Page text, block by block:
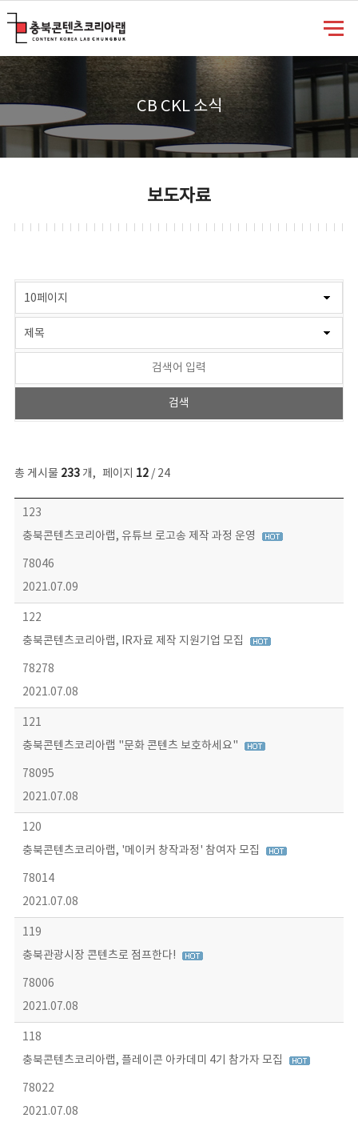
CB CKL 소식
보도자료
총 게시물 233개, 페이지 12/ 24
보도자료 목록 - 번호, 제목, 작성자, 파일, 조회수, 작성일 정보 제공
123
충북콘텐츠코리아랩, 유튜브 로고송 제작 과정 운영
78046
2021.07.09
122
충북콘텐츠코리아랩, IR자료 제작 지원기업 모집
78278
2021.07.08
121
충북콘텐츠코리아랩 "문화 콘텐츠 보호하세요"
78095
2021.07.08
120
충북콘텐츠코리아랩, '메이커 창작과정' 참여자 모집
78014
2021.07.08
119
충북관광시장 콘텐츠로 점프한다!
78006
2021.07.08
118
충북콘텐츠코리아랩, 플레이콘 아카데미 4기 참가자 모집
78022
2021.07.08